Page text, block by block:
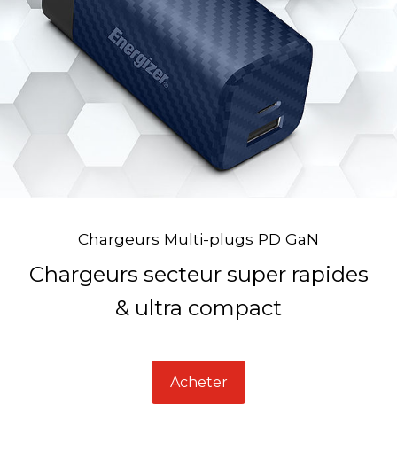
Chargeurs Multi-plugs PD GaN
Chargeurs secteur super rapides
& ultra compact
Acheter